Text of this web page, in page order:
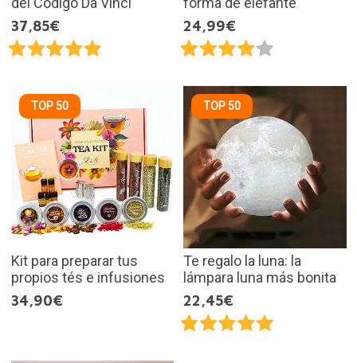
37,85€
24,99€
TOP 50
Kit para preparar tus
propios tés e infusiones
34,90€
TOP 50
Te regalo la luna: la
lámpara luna más bonita
22,45€